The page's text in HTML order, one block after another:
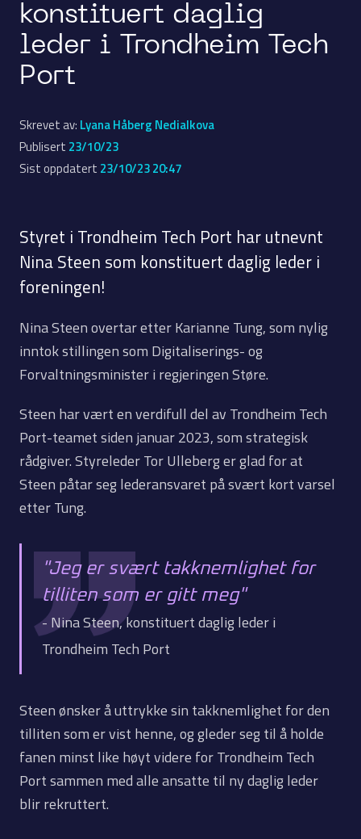
konstituert daglig
leder i Trondheim Tech
Port
Skrevet av: Lyana Håberg Nedialkova
Publisert 23/10/23
Sist oppdatert 23/10/23 20:47
Styret i Trondheim Tech Port har utnevnt
Nina Steen som konstituert daglig leder i
foreningen!
Nina Steen overtar etter Karianne Tung, som nylig
inntok stillingen som Digitaliserings- og
Forvaltningsminister i regjeringen Støre.
Steen har vært en verdifull del av Trondheim Tech
Port-teamet siden januar 2023, som strategisk
rådgiver. Styreleder Tor Ulleberg er glad for at
Steen påtar seg lederansvaret på svært kort varsel
etter Tung.
"Jeg er svært takknemlighet for
tilliten som er gitt meg"
- Nina Steen, konstituert daglig leder i
Trondheim Tech Port
Steen ønsker å uttrykke sin takknemlighet for den
tilliten som er vist henne, og gleder seg til å holde
fanen minst like høyt videre for Trondheim Tech
Port sammen med alle ansatte til ny daglig leder
blir rekruttert.